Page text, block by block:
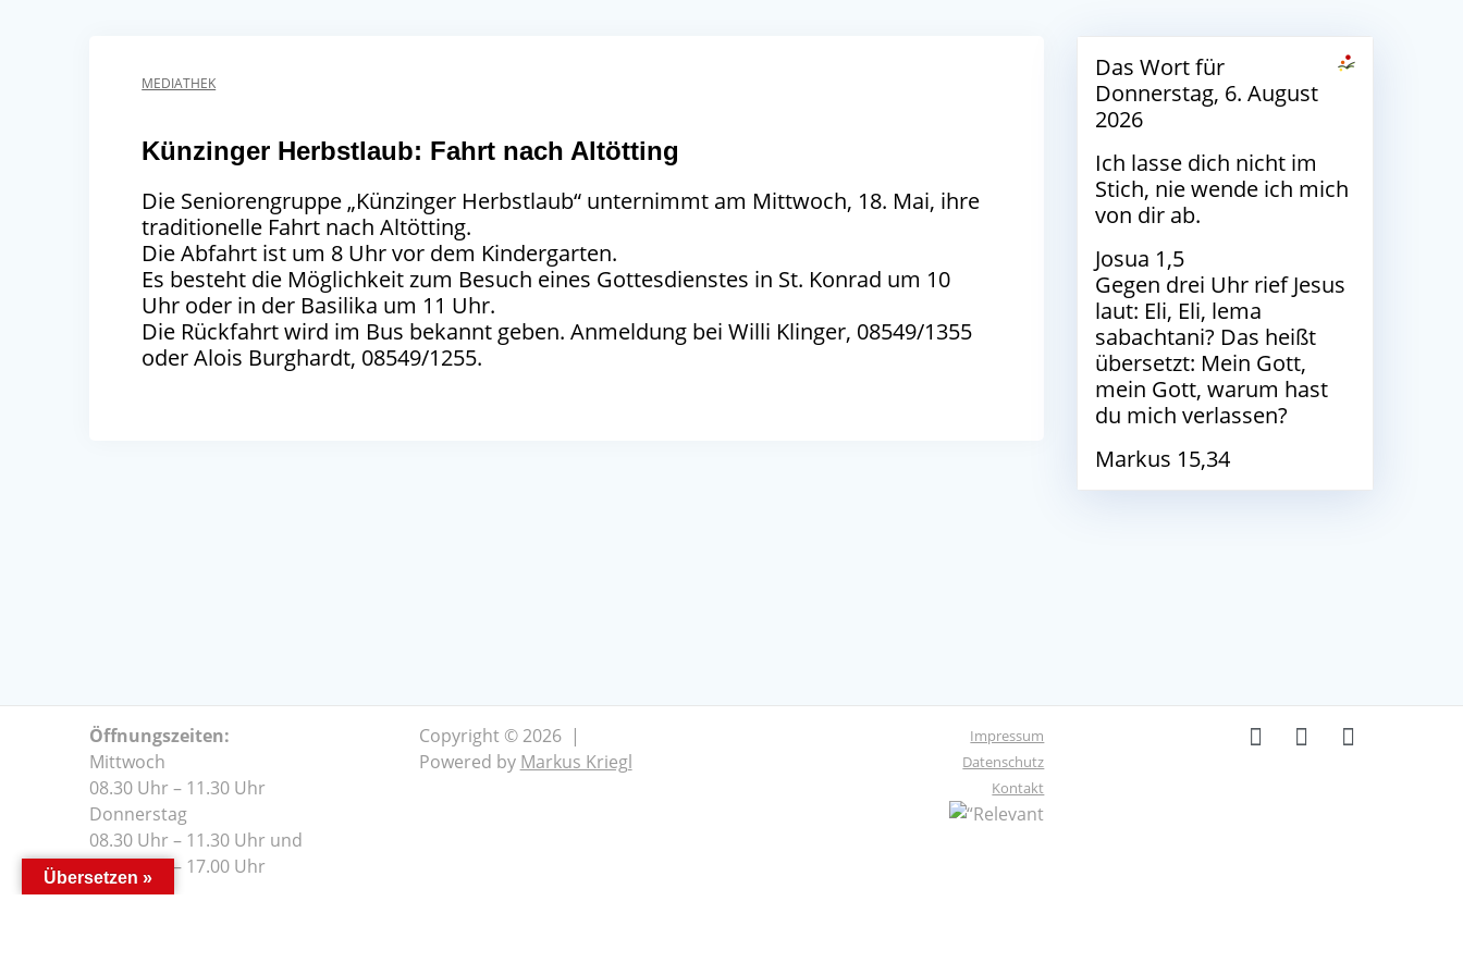
MEDIATHEK
Künzinger Herbstlaub: Fahrt nach Altötting
Die Seniorengruppe „Künzinger Herbstlaub“ unternimmt am Mittwoch, 18. Mai, ihre
traditionelle Fahrt nach Altötting.
Die Abfahrt ist um 8 Uhr vor dem Kindergarten.
Es besteht die Möglichkeit zum Besuch eines Gottesdienstes in St. Konrad um 10
Uhr oder in der Basilika um 11 Uhr.
Die Rückfahrt wird im Bus bekannt geben. Anmeldung bei Willi Klinger, 08549/1355
oder Alois Burghardt, 08549/1255.
Das Wort für
Donnerstag, 6. August
2026
Ich lasse dich nicht im
Stich, nie wende ich mich
von dir ab.
Josua 1,5
Gegen drei Uhr rief Jesus
laut: Eli, Eli, lema
sabachtani? Das heißt
übersetzt: Mein Gott,
mein Gott, warum hast
du mich verlassen?
Markus 15,34
Öffnungszeiten:
Mittwoch
08.30 Uhr – 11.30 Uhr
Donnerstag
08.30 Uhr – 11.30 Uhr und
14.00 Uhr – 17.00 Uhr
Copyright © 2026 |
Powered by Markus Kriegl
Impressum
Datenschutz
Kontakt
Übersetzen »